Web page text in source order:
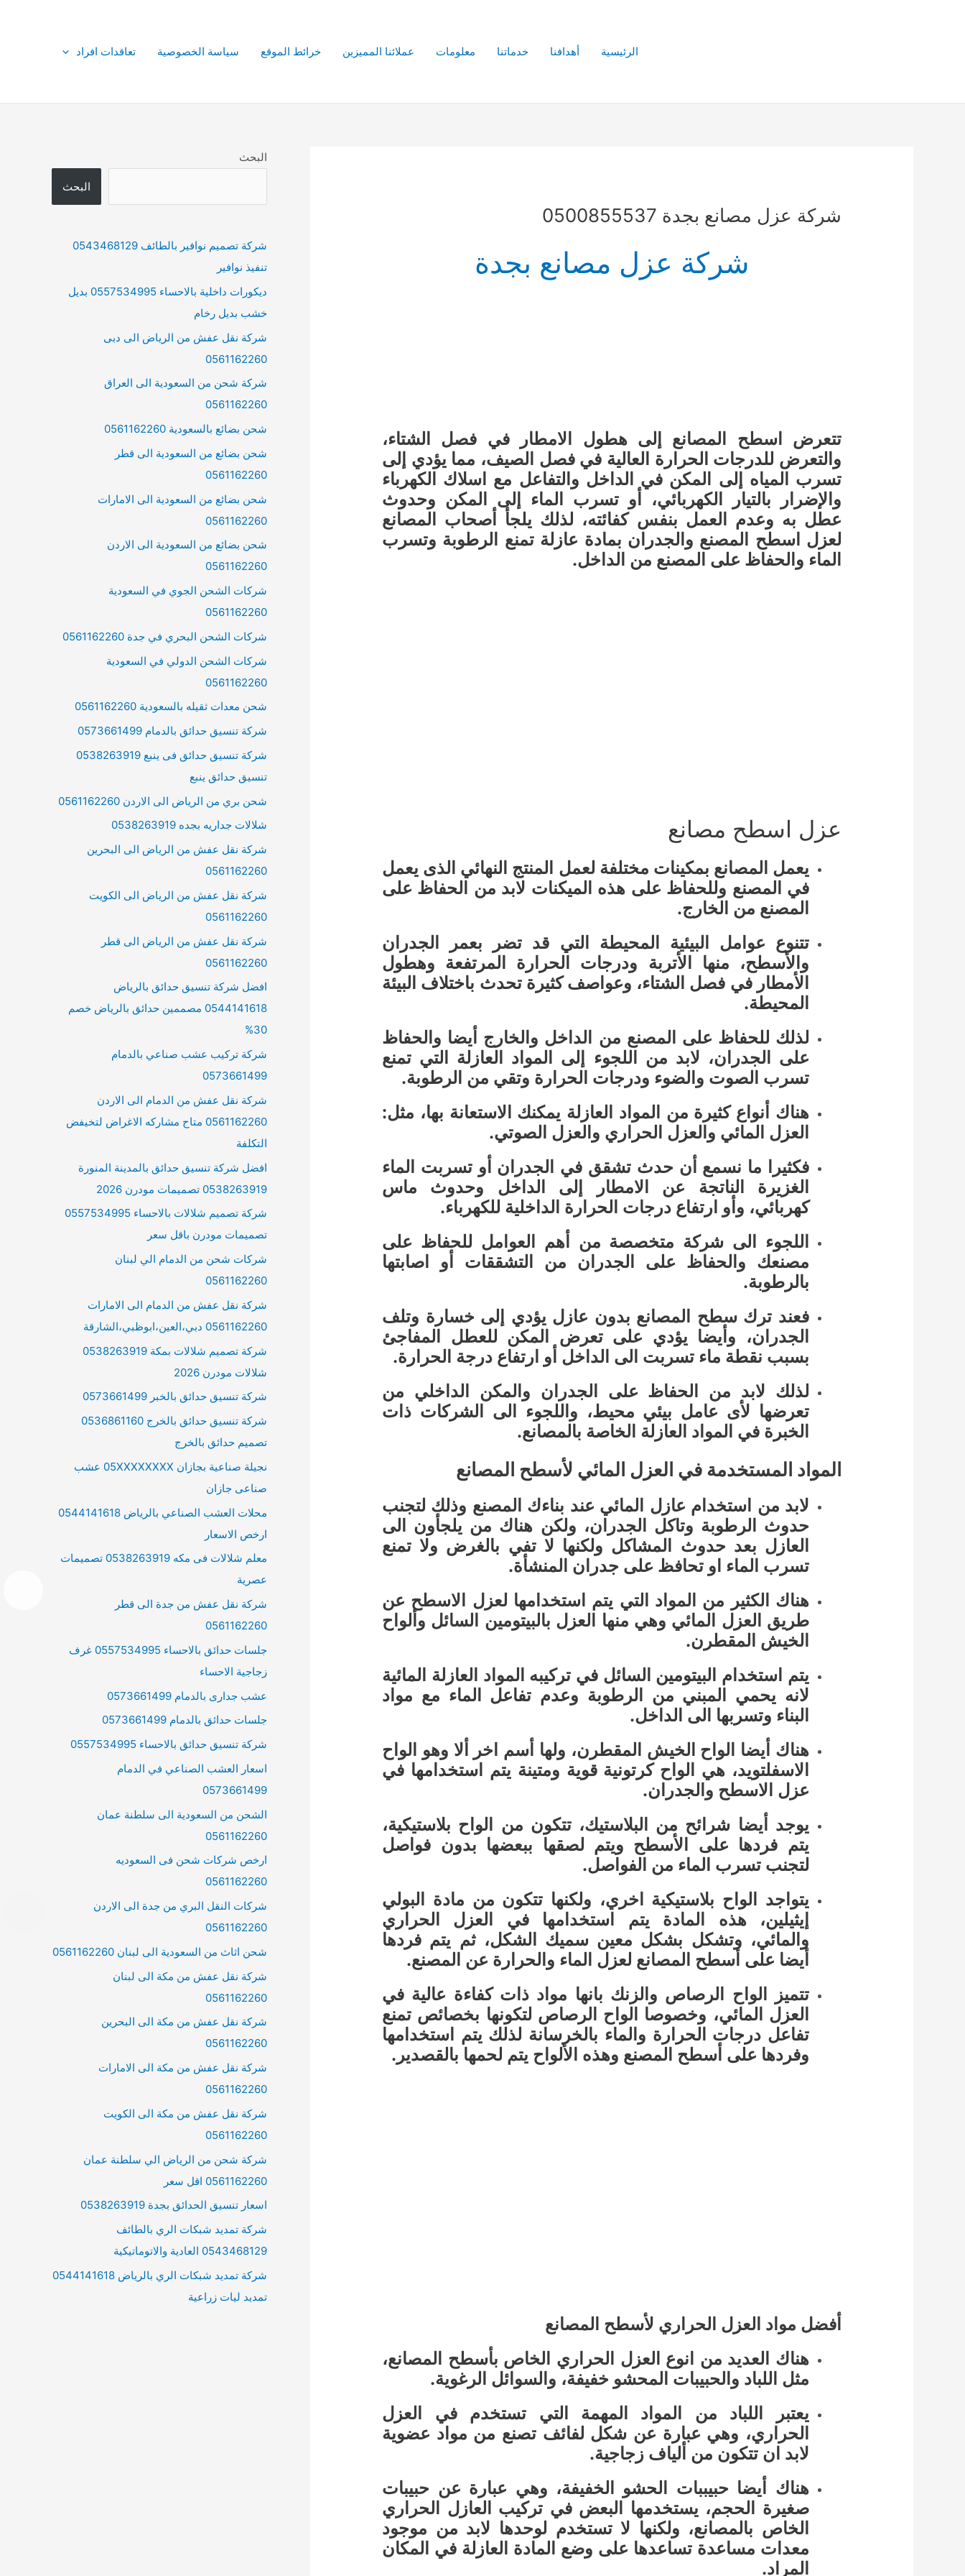
الرئيسية أهدافنا خدماتنا معلومات عملائنا المميزين خرائط الموقع سياسة الخصوصية تعاقدات افراد
شركة عزل مصانع بجدة 0500855537
شركة عزل مصانع بجدة
تتعرض اسطح المصانع إلى هطول الامطار في فصل الشتاء،
والتعرض للدرجات الحرارة العالية في فصل الصيف، مما يؤدي إلى
تسرب المياه إلى المكن في الداخل والتفاعل مع اسلاك الكهرباء
والإضرار بالتيار الكهربائي، أو تسرب الماء إلى المكن وحدوث
عطل به وعدم العمل بنفس كفائته، لذلك يلجأ أصحاب المصانع
لعزل اسطح المصنع والجدران بمادة عازلة تمنع الرطوبة وتسرب
الماء والحفاظ على المصنع من الداخل.
عزل اسطح مصانع
يعمل المصانع بمكينات مختلفة لعمل المنتج النهائي الذى يعمل
في المصنع وللحفاظ على هذه الميكنات لابد من الحفاظ على
المصنع من الخارج.
تتنوع عوامل البيئية المحيطة التي قد تضر بعمر الجدران
والأسطح، منها الأتربة ودرجات الحرارة المرتفعة وهطول
الأمطار في فصل الشتاء، وعواصف كثيرة تحدث باختلاف البيئة
المحيطة.
لذلك للحفاظ على المصنع من الداخل والخارج أيضا والحفاظ
على الجدران، لابد من اللجوء إلى المواد العازلة التي تمنع
تسرب الصوت والضوء ودرجات الحرارة وتقي من الرطوبة.
هناك أنواع كثيرة من المواد العازلة يمكنك الاستعانة بها، مثل:
العزل المائي والعزل الحراري والعزل الصوتي.
فكثيرا ما نسمع أن حدث تشقق في الجدران أو تسربت الماء
الغزيرة الناتجة عن الامطار إلى الداخل وحدوث ماس
كهربائي، وأو ارتفاع درجات الحرارة الداخلية للكهرباء.
اللجوء الى شركة متخصصة من أهم العوامل للحفاظ على
مصنعك والحفاظ على الجدران من التشققات أو اصابتها
بالرطوبة.
فعند ترك سطح المصانع بدون عازل يؤدي إلى خسارة وتلف
الجدران، وأيضا يؤدي على تعرض المكن للعطل المفاجئ
بسبب نقطة ماء تسربت الى الداخل أو ارتفاع درجة الحرارة.
لذلك لابد من الحفاظ على الجدران والمكن الداخلي من
تعرضها لأى عامل بيئي محيط، واللجوء الى الشركات ذات
الخبرة في المواد العازلة الخاصة بالمصانع.
المواد المستخدمة في العزل المائي لأسطح المصانع
لابد من استخدام عازل المائي عند بناءك المصنع وذلك لتجنب
حدوث الرطوبة وتاكل الجدران، ولكن هناك من يلجأون الى
العازل بعد حدوث المشاكل ولكنها لا تفي بالغرض ولا تمنع
تسرب الماء او تحافظ على جدران المنشأة.
هناك الكثير من المواد التي يتم استخدامها لعزل الاسطح عن
طريق العزل المائي وهي منها العزل بالبيتومين السائل وألواح
الخيش المقطرن.
يتم استخدام البيتومين السائل في تركيبه المواد العازلة المائية
لانه يحمي المبني من الرطوبة وعدم تفاعل الماء مع مواد
البناء وتسربها الى الداخل.
هناك أيضا الواح الخيش المقطرن، ولها أسم اخر ألا وهو الواح
الاسفلتويد، هي الواح كرتونية قوية ومتينة يتم استخدامها في
عزل الاسطح والجدران.
يوجد أيضا شرائح من البلاستيك، تتكون من الواح بلاستيكية،
يتم فردها على الأسطح ويتم لصقها ببعضها بدون فواصل
لتجنب تسرب الماء من الفواصل.
يتواجد الواح بلاستيكية اخري، ولكنها تتكون من مادة البولي
إيثيلين، هذه المادة يتم استخدامها في العزل الحراري
والمائي، وتشكل بشكل معين سميك الشكل، ثم يتم فردها
أيضا على أسطح المصانع لعزل الماء والحرارة عن المصنع.
تتميز الواح الرصاص والزنك بانها مواد ذات كفاءة عالية في
العزل المائي، وخصوصا الواح الرصاص لتكونها بخصائص تمنع
تفاعل درجات الحرارة والماء بالخرسانة لذلك يتم استخدامها
وفردها على أسطح المصنع وهذه الألواح يتم لحمها بالقصدير.
أفضل مواد العزل الحراري لأسطح المصانع
هناك العديد من انوع العزل الحراري الخاص بأسطح المصانع،
مثل اللباد والحبيبات المحشو خفيفة، والسوائل الرغوية.
يعتبر اللباد من المواد المهمة التي تستخدم في العزل
الحراري، وهي عبارة عن شكل لفائف تصنع من مواد عضوية
لابد ان تتكون من ألياف زجاجية.
هناك أيضا حبيببات الحشو الخفيفة، وهي عبارة عن حبيبات
صغيرة الحجم، يستخدمها البعض في تركيب العازل الحراري
الخاص بالمصانع، ولكنها لا تستخدم لوحدها لابد من موجود
معدات مساعدة تساعدها على وضع المادة العازلة في المكان
المراد.
البحث
البحث
شركة تصميم نوافير بالطائف 0543468129
تنفيذ نوافير
ديكورات داخلية بالاحساء 0557534995 بديل
خشب بديل رخام
شركة نقل عفش من الرياض الى دبى
0561162260
شركة شحن من السعودية الى العراق
0561162260
شحن بضائع بالسعودية 0561162260
شحن بضائع من السعودية الى قطر
0561162260
شحن بضائع من السعودية الى الامارات
0561162260
شحن بضائع من السعودية الى الاردن
0561162260
شركات الشحن الجوي في السعودية
0561162260
شركات الشحن البحري في جدة 0561162260
شركات الشحن الدولي في السعودية
0561162260
شحن معدات ثقيله بالسعودية 0561162260
شركة تنسيق حدائق بالدمام 0573661499
شركة تنسيق حدائق فى ينبع 0538263919
تنسيق حدائق ينبع
شحن بري من الرياض الى الاردن 0561162260
شلالات جداريه بجده 0538263919
شركة نقل عفش من الرياض الى البحرين
0561162260
شركة نقل عفش من الرياض الى الكويت
0561162260
شركة نقل عفش من الرياض الى قطر
0561162260
افضل شركة تنسيق حدائق بالرياض
0544141618 مصممين حدائق بالرياض خصم
30%
شركة تركيب عشب صناعي بالدمام
0573661499
شركة نقل عفش من الدمام الى الاردن
0561162260 متاح مشاركه الاغراض لتخيفض
التكلفة
افضل شركة تنسيق حدائق بالمدينة المنورة
0538263919 تصميمات مودرن 2026
شركة تصميم شلالات بالاحساء 0557534995
تصميمات مودرن باقل سعر
شركات شحن من الدمام الي لبنان
0561162260
شركة نقل عفش من الدمام الى الامارات
0561162260 دبي،العين،ابوظبي،الشارقة
شركة تصميم شلالات بمكة 0538263919
شلالات مودرن 2026
شركة تنسيق حدائق بالخبر 0573661499
شركة تنسيق حدائق بالخرج 0536861160
تصميم حدائق بالخرج
نجيلة صناعية بجازان 05XXXXXXXX عشب
صناعى جازان
محلات العشب الصناعي بالرياض 0544141618
ارخص الاسعار
معلم شلالات فى مكه 0538263919 تصميمات
عصرية
شركة نقل عفش من جدة الى قطر
0561162260
جلسات حدائق بالاحساء 0557534995 غرف
زجاجية الاحساء
عشب جدارى بالدمام 0573661499
جلسات حدائق بالدمام 0573661499
شركة تنسيق حدائق بالاحساء 0557534995
اسعار العشب الصناعي في الدمام
0573661499
الشحن من السعودية الى سلطنة عمان
0561162260
ارخص شركات شحن فى السعوديه
0561162260
شركات النقل البري من جدة الى الاردن
0561162260
شحن اثاث من السعودية الى لبنان 0561162260
شركة نقل عفش من مكة الى لبنان
0561162260
شركة نقل عفش من مكة الى البحرين
0561162260
شركة نقل عفش من مكة الى الامارات
0561162260
شركة نقل عفش من مكة الى الكويت
0561162260
شركة شحن من الرياض الي سلطنة عمان
0561162260 اقل سعر
اسعار تنسيق الحدائق بجدة 0538263919
شركة تمديد شبكات الري بالطائف
0543468129 العادية والاتوماتيكية
شركة تمديد شبكات الري بالرياض 0544141618
تمديد ليات زراعية